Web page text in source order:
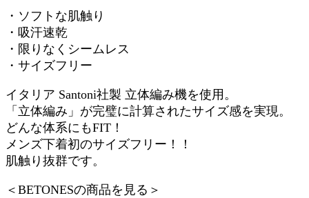
・ソフトな肌触り
・吸汗速乾
・限りなくシームレス
・サイズフリー
イタリア Santoni社製 立体編み機を使用。
「立体編み」が完璧に計算されたサイズ感を実現。
どんな体系にもFIT！
メンズ下着初のサイズフリー！！
肌触り抜群です。
＜BETONESの商品を見る＞